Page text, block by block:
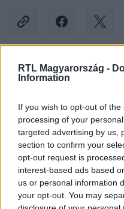
RTL Magyarország -
Information
If you wish to opt-out of
processing of your
targeted advertising by us,
section to confirm your
opt-out request is
interest-based ads based
us or personal information
your opt-out. You may
Kövess minket, és
BELFÖLD